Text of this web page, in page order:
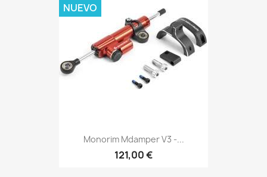
Monorim Mdamper V3 -...
121,00 €
NUEVO